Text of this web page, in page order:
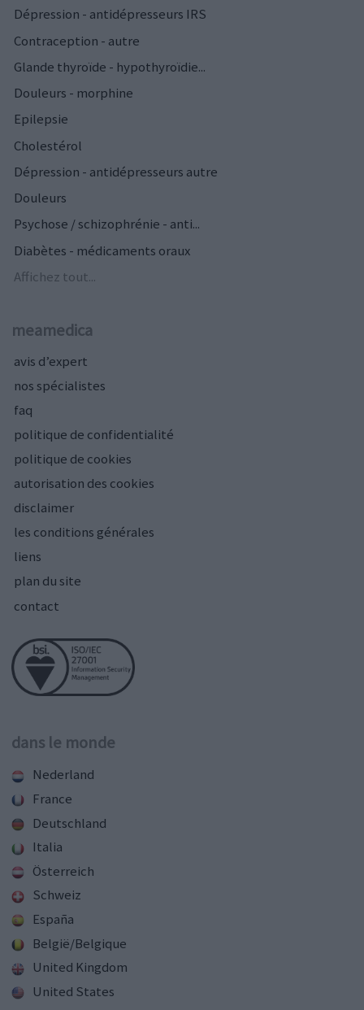
Dépression - antidépresseurs IRS
Contraception - autre
Glande thyroïde - hypothyroïdie...
Douleurs - morphine
Epilepsie
Cholestérol
Dépression - antidépresseurs autre
Douleurs
Psychose / schizophrénie - anti...
Diabètes - médicaments oraux
Affichez tout...
meamedica
avis d’expert
nos spécialistes
faq
politique de confidentialité
politique de cookies
autorisation des cookies
disclaimer
les conditions générales
liens
plan du site
contact
dans le monde
Nederland
France
Deutschland
Italia
Österreich
Schweiz
España
België/Belgique
United Kingdom
United States